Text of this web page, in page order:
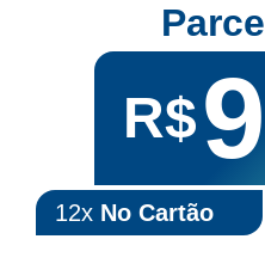
R$
12x No Cartão